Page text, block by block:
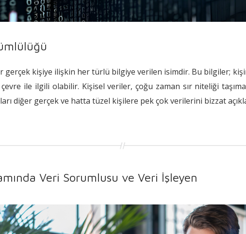
kişiye ilişkin her türlü bilgiye verilen isimdir. Bu bilgiler;
ile ilgili olabilir. Kişisel veriler, çoğu zaman sır niteliği
diğer gerçek ve hatta tüzel kişilere pek çok verilerini bizzat
Veri Sorumlusu ve Veri İşleyen